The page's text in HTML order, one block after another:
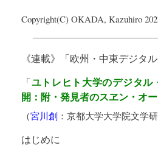
Copyright(C) OKADA, Kazuhiro
《連載》「欧州・中東デジタ
「ユトレヒト大学のデジタ
開：附・発見者のスヱン・オ
（宮川創 ： 京都大学大学院文学
はじめに